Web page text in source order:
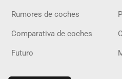
Rumores de coches
Comparativa de coches
Futuro